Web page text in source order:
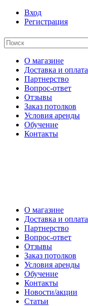
Вход
Регистрация
О магазине
Доставка и оплата
Партнерство
Вопрос-ответ
Отзывы
Заказ потолков
Условия аренды
Обучение
Контакты
О магазине
Доставка и оплата
Партнерство
Вопрос-ответ
Отзывы
Заказ потолков
Условия аренды
Обучение
Контакты
Новости/акции
Статьи